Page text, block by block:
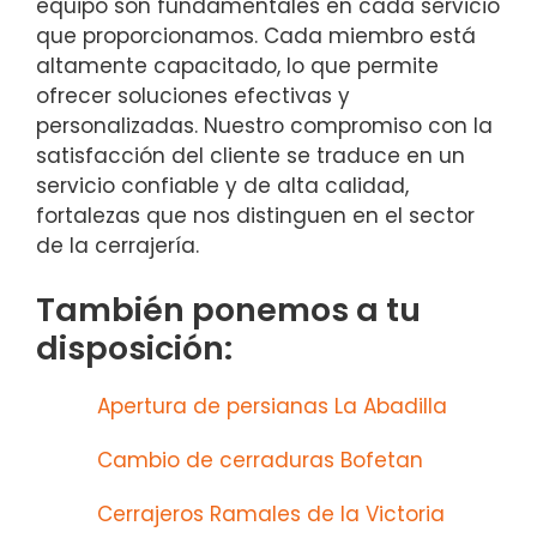
que proporcionamos. Cada miembro está
altamente capacitado, lo que permite
ofrecer soluciones efectivas y
personalizadas. Nuestro compromiso con la
satisfacción del cliente se traduce en un
servicio confiable y de alta calidad,
fortalezas que nos distinguen en el sector
de la cerrajería.
También ponemos a tu
disposición:
Apertura de persianas La Abadilla
Cambio de cerraduras Bofetan
Cerrajeros Ramales de la Victoria